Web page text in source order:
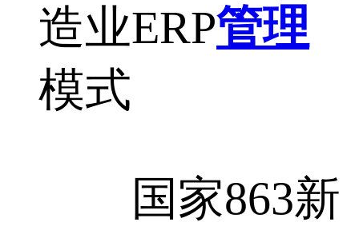
造业ERP管理
模式
国家863新